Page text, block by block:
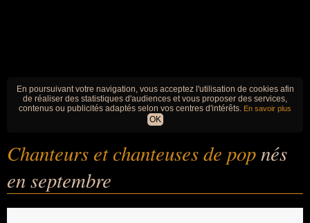
En poursuivant votre navigation, vous acceptez l'utilisation de cookies afin
de réaliser des statistiques d'audiences et vous proposer des services,
contenus ou publicités adaptés selon vos centres d'intérêts. En savoir plus
OK
Chanteurs et chanteuses de popnés
en septembre